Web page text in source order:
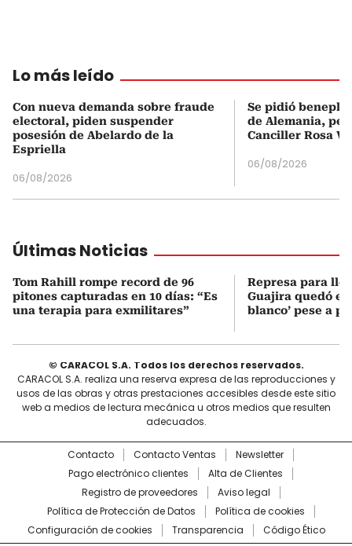
Lo más leído
Con nueva demanda sobre fraude
electoral, piden suspender
posesión de Abelardo de la
Espriella
06/08/2026
Se pidió
de Alemania,
Canciller Rosa
06/08/2026
Últimas Noticias
Tom Rahill rompe record de 96
pitones capturadas en 10 días: “Es
una terapia para exmilitares”
Represa para
Guajira quedó en
blanco’ pese a
© CARACOL S.A. Todos los derechos reservados.
CARACOL S.A. realiza una reserva expresa de las reproducciones y
usos de las obras y otras prestaciones accesibles desde este sitio
web a medios de lectura mecánica u otros medios que resulten
adecuados.
Contacto Contacto Ventas
Newsletter
Pago electrónico clientes
Alta de Clientes
Registro de proveedores
Aviso legal
Política de Protección de Datos
Política de cookies
Configuración de cookies
Transparencia Código Ético